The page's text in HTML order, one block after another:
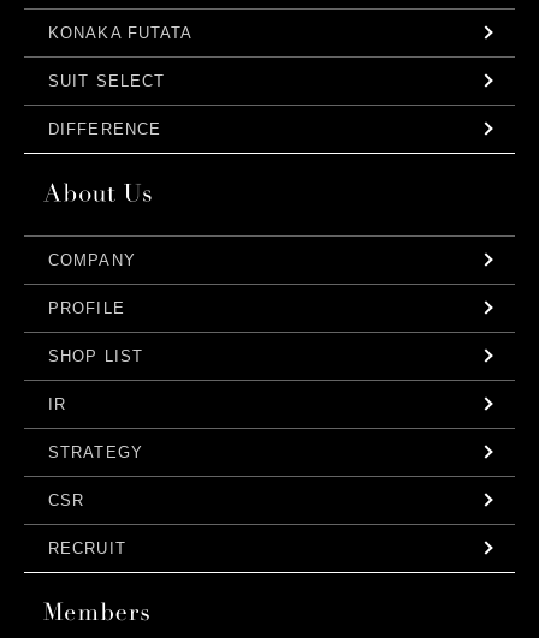
KONAKA FUTATA
SUIT SELECT
DIFFERENCE
COMPANY
PROFILE
SHOP LIST
IR
STRATEGY
CSR
RECRUIT